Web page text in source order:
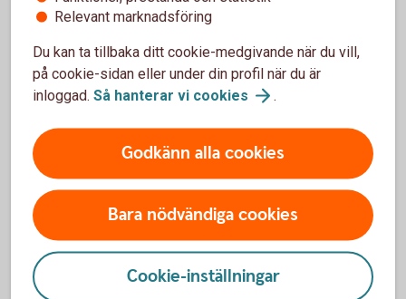
621914182
Vagnpark via Autoplan, minst 10 bilar
Vagnpark via Autoplan
Information om klimatpremie och ansökan
Relevant marknadsföring
Du kan ta tillbaka ditt cookie-medgivande när du vill,
på cookie-sidan eller under din profil när du är
inloggad. Så hanterar vi cookies .
Godkänn alla cookies
Bara nödvändiga cookies
Cookie-inställningar